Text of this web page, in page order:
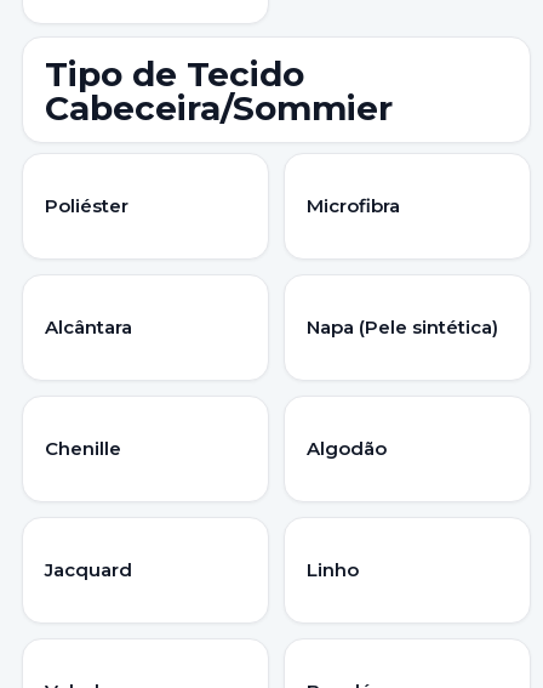
Tipo de Tecido
Cabeceira/Sommier
Poliéster Microfibra
Alcântara Napa (Pele sintética)
Chenille Algodão
Jacquard Linho